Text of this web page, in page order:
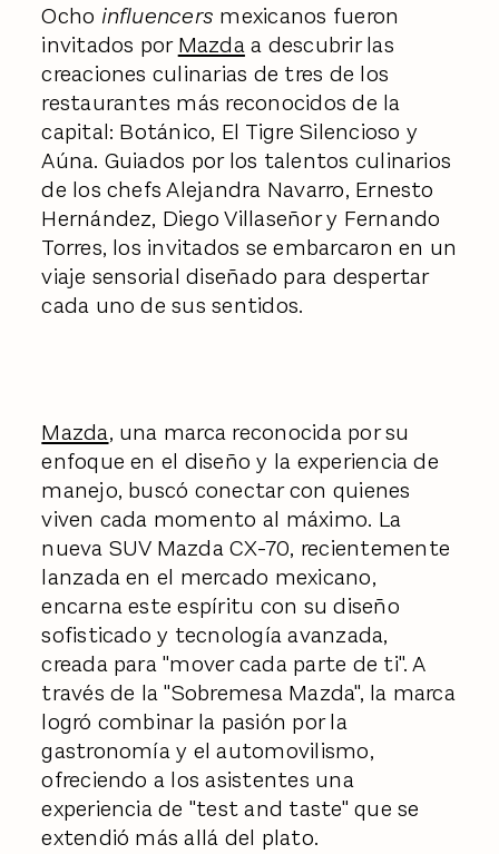
Ocho influencers mexicanos fueron
invitados porMazdaa descubrir las
creaciones culinarias de tres de los
restaurantes más reconocidos de la
capital: Botánico, El Tigre Silencioso y
Aúna. Guiados por los talentos culinarios
de los chefs Alejandra Navarro, Ernesto
Hernández, Diego Villaseñor y Fernando
Torres, los invitados se embarcaron en un
viaje sensorial diseñado para despertar
cada uno de sus sentidos.
Mazda, una marca reconocida por su
enfoque en el diseño y la experiencia de
manejo, buscó conectar con quienes
viven cada momento al máximo. La
nueva SUV Mazda CX-70, recientemente
lanzada en el mercado mexicano,
encarna este espíritu con su diseño
sofisticado y tecnología avanzada,
creada para "mover cada parte de ti". A
través de la "Sobremesa Mazda", la marca
logró combinar la pasión por la
gastronomía y el automovilismo,
ofreciendo a los asistentes una
experiencia de "test and taste" que se
extendió más allá del plato.